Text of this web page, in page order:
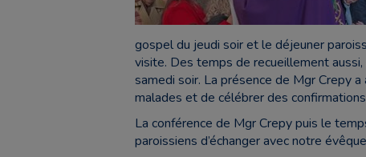
gospel du jeudi soir et le déjeuner
visite. Des temps de recueillement
samedi soir. La présence de Mgr Crepy
malades et de célébrer des
La conférence de Mgr Crepy puis le
paroissiens d’échanger avec notre